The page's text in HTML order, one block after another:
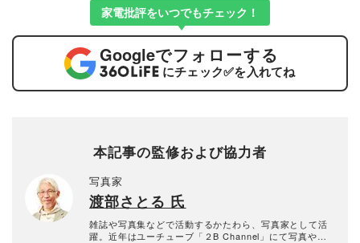
家電批評をいつでもチェック！
Googleでフォローする
にチェック✅を入れてね
本記事の監修および協力者
写真家
渡部さとる 氏
雑誌や写真集などで活動するかたわら、写真家として活
躍。近年はユーチューブ「２B Channel」にて写真やカ